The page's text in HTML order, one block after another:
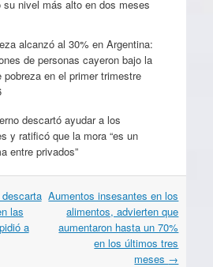
su nivel más alto en dos meses
alcanzó al 30% en Argentina:
de personas cayeron bajo la
pobreza en el primer trimestre
descartó ayudar a los
y ratificó que la mora “es un
entre privados”
las
a
Aumentos insesantes en los
alimentos, advierten que
aumentaron hasta un 70%
en los últimos tres
meses →